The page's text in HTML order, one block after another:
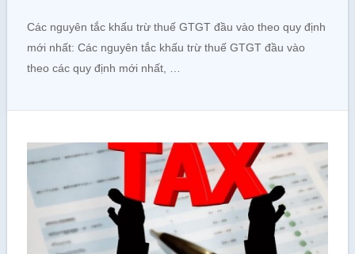
Các nguyên tắc khấu trừ thuế GTGT đầu vào theo quy định
mới nhất: Các nguyên tắc khấu trừ thuế GTGT đầu vào
theo các quy định mới nhất, …